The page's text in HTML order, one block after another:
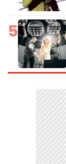
5